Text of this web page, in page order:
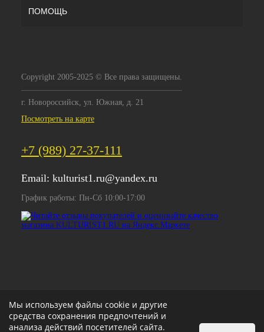
ПОМОЩЬ
Copyright 2005-2025 © Все права защищены.
г. Новороссийск, ул. Южная, д. 21
Посмотреть на карте
+7 (989) 27-37-111
Email: kulturist1.ru@yandex.ru
График работы: Пн-Сб 10:00-17:00
Мы используем файлы cookie и другие
средства сохранения предпочтений и
анализа действий посетителей сайта.